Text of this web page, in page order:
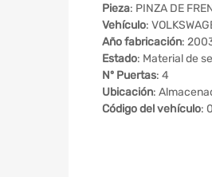
Pieza: PINZA DE
Vehículo:
Año fabricación:
Estado: Material de
Nº Puertas: 4
Ubicación:
Código del vehículo: